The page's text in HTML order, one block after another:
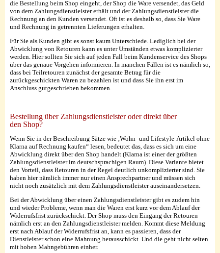
die Bestellung beim Shop eingeht, der Shop die Ware versendet, das Geld
von dem Zahlungsdienstleister erhält und der Zahlungsdienstleister die
Rechnung an den Kunden versendet. Oft ist es deshalb so, dass Sie Ware
und Rechnung in getrennten Lieferungen erhalten.
Für Sie als Kunden gibt es sonst kaum Unterschiede. Lediglich bei der
Abwicklung von Retouren kann es unter Umständen etwas komplizierter
werden. Hier sollten Sie sich auf jeden Fall beim Kundenservice des Shops
über das genaue Vorgehen informieren. In manchen Fällen ist es nämlich so,
dass bei Teilretouren zunächst der gesamte Betrag für die
zurückgeschickten Waren zu bezahlen ist und dass Sie ihn erst im
Anschluss gutgeschrieben bekommen.
Bestellung über Zahlungsdienstleister oder direkt über
den Shop?
Wenn Sie in der Beschreibung Sätze wie ‚Wohn- und Lifestyle-Artikel ohne
Klarna auf Rechnung kaufen“ lesen, bedeutet das, dass es sich um eine
Abwicklung direkt über den Shop handelt (Klarna ist einer der größten
Zahlungsdienstleister im deutschsprachigen Raum). Diese Variante bietet
den Vorteil, dass Retouren in der Regel deutlich unkomplizierter sind. Sie
haben hier nämlich immer nur einen Ansprechpartner und müssen sich
nicht noch zusätzlich mit dem Zahlungsdienstleister auseinandersetzen.
Bei der Abwicklung über einen Zahlungsdienstleister gibt es zudem hin
und wieder Probleme, wenn man die Waren erst kurz vor dem Ablauf der
Widerrufsfrist zurückschickt. Der Shop muss den Eingang der Retouren
nämlich erst an den Zahlungsdienstleister melden. Kommt diese Meldung
erst nach Ablauf der Widerrufsfrist an, kann es passieren, dass der
Dienstleister schon eine Mahnung herausschickt. Und die geht nicht selten
mit hohen Mahngebühren einher.